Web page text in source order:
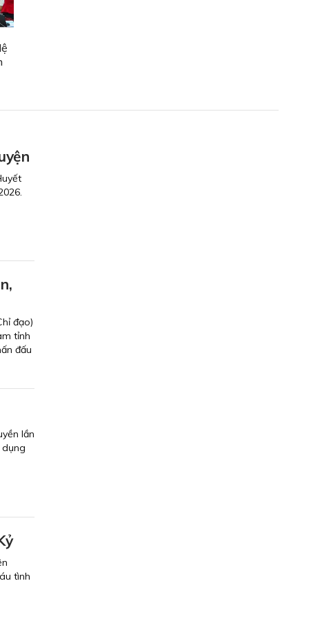
đạo)
tỉnh
đấu
lần
tình